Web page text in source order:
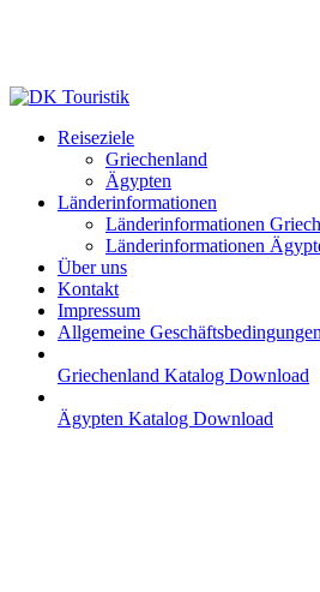
content
Menu
Reiseziele
Griechenland
Ägypten
Länderinformationen
Länderinformationen
Länderinformationen
Über uns
Kontakt
Impressum
Allgemeine
Griechenland Katalog Download
Ägypten Katalog Download